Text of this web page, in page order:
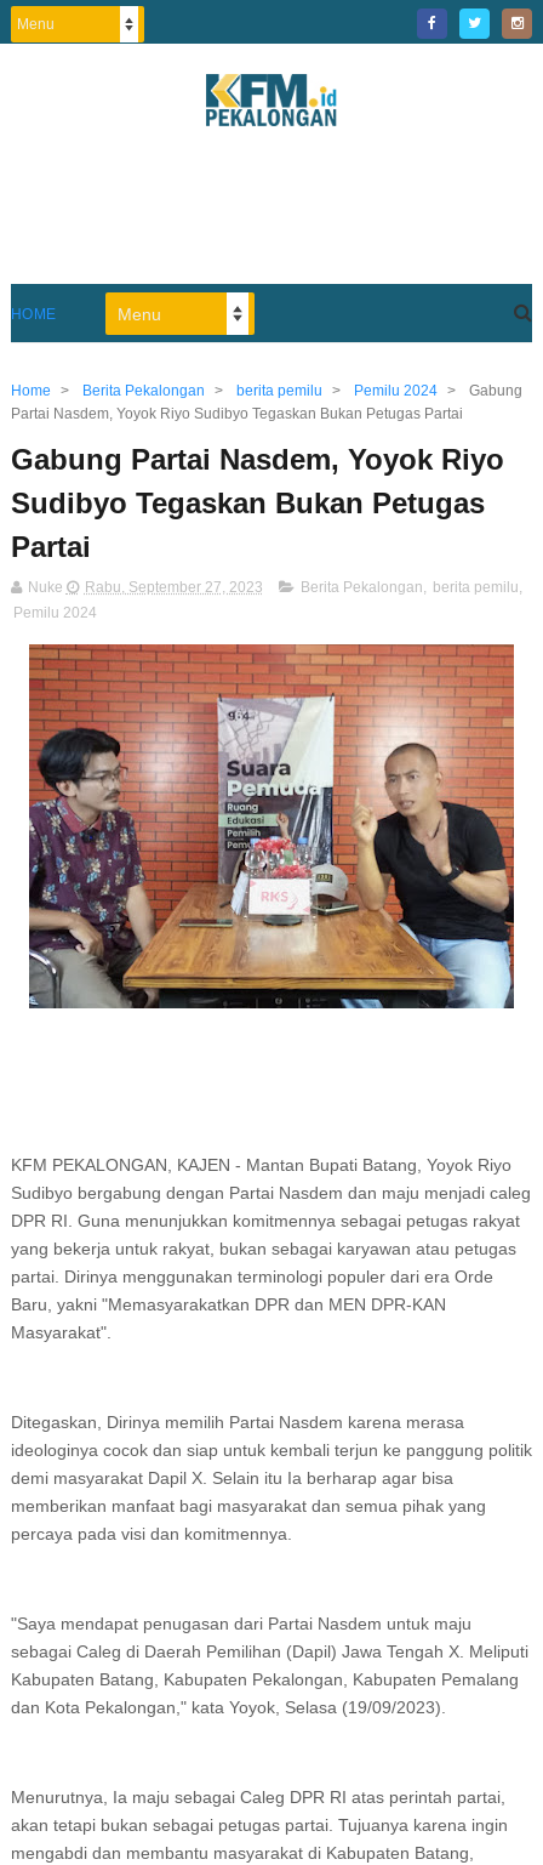
HOME
Home > Berita Pekalongan > berita pemilu > Pemilu 2024 >
Gabung
Partai Nasdem, Yoyok Riyo Sudibyo Tegaskan Bukan Petugas Partai
Gabung Partai Nasdem, Yoyok Riyo
Sudibyo Tegaskan Bukan Petugas
Partai
Nuke Rabu, September 27, 2023 Berita Pekalongan, berita pemilu,
Pemilu 2024
KFM PEKALONGAN, KAJEN - Mantan Bupati Batang, Yoyok Riyo
Sudibyo bergabung dengan Partai Nasdem dan maju menjadi caleg
DPR RI. Guna menunjukkan komitmennya sebagai petugas rakyat
yang bekerja untuk rakyat, bukan sebagai karyawan atau petugas
partai. Dirinya menggunakan terminologi populer dari era Orde
Baru, yakni "Memasyarakatkan DPR dan MEN DPR-KAN
Masyarakat".
Ditegaskan, Dirinya memilih Partai Nasdem karena merasa
ideologinya cocok dan siap untuk kembali terjun ke panggung politik
demi masyarakat Dapil X. Selain itu Ia berharap agar bisa
memberikan manfaat bagi masyarakat dan semua pihak yang
percaya pada visi dan komitmennya.
"Saya mendapat penugasan dari Partai Nasdem untuk maju
sebagai Caleg di Daerah Pemilihan (Dapil) Jawa Tengah X. Meliputi
Kabupaten Batang, Kabupaten Pekalongan, Kabupaten Pemalang
dan Kota Pekalongan," kata Yoyok, Selasa (19/09/2023).
Menurutnya, Ia maju sebagai Caleg DPR RI atas perintah partai,
akan tetapi bukan sebagai petugas partai. Tujuanya karena ingin
mengabdi dan membantu masyarakat di Kabupaten Batang,